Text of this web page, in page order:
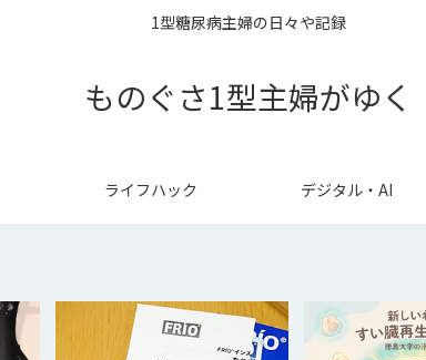
1型糖尿病主婦の日々や記録
ものぐさ1型主婦がゆく
ライフハック デジタル・AI